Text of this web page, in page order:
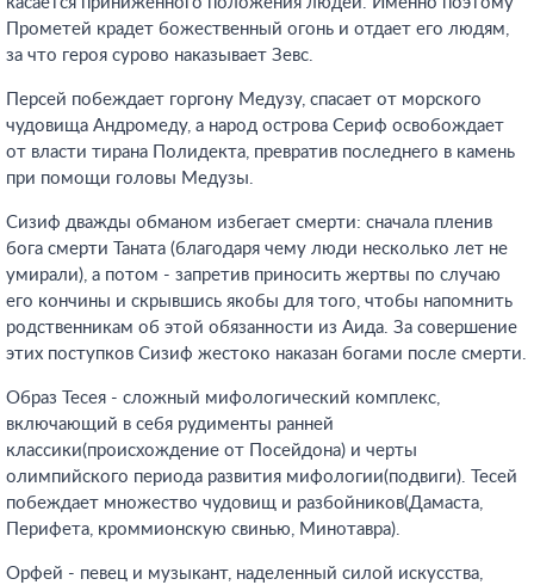
Прометей крадет божественный огонь и отдает его людям,
за что героя сурово наказывает Зевс.
Персей побеждает горгону Медузу, спасает от морского
чудовища Андромеду, а народ острова Сериф освобождает
от власти тирана Полидекта, превратив последнего в камень
при помощи головы Медузы.
Сизиф дважды обманом избегает смерти: сначала пленив
бога смерти Таната (благодаря чему люди несколько лет не
умирали), а потом - запретив приносить жертвы по случаю
его кончины и скрывшись якобы для того, чтобы напомнить
родственникам об этой обязанности из Аида. За совершение
этих поступков Сизиф жестоко наказан богами после смерти.
Образ Тесея - сложный мифологический комплекс,
включающий в себя рудименты ранней
классики(происхождение от Посейдона) и черты
олимпийского периода развития мифологии(подвиги). Тесей
побеждает множество чудовищ и разбойников(Дамаста,
Перифета, кроммионскую свинью, Минотавра).
Орфей - певец и музыкант, наделенный силой искусства,